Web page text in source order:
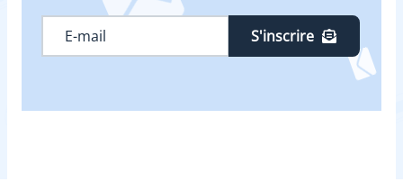
S'inscrire